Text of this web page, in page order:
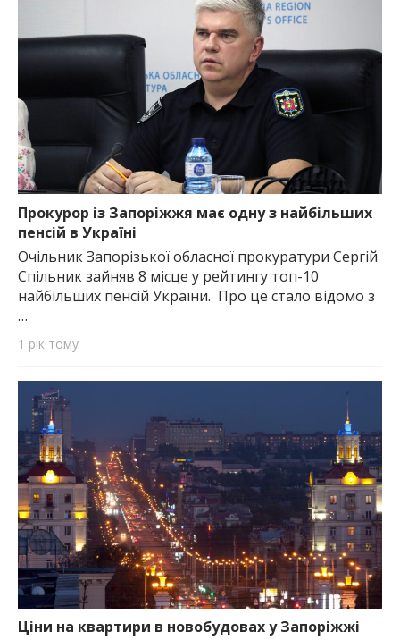
Прокурор із Запоріжжя має одну з найбільших
пенсій в Україні
Очільник Запорізької обласної прокуратури Сергій
Спільник зайняв 8 місце у рейтингу топ-10
найбільших пенсій України. Про це стало відомо з
…
1 рік тому
Ціни на квартири в новобудовах у Запоріжжі